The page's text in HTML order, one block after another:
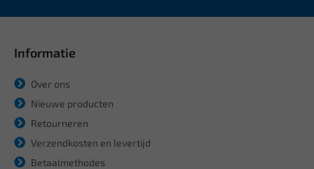
Informatie
Over ons
Nieuwe producten
Retourneren
Verzendkosten en levertijd
Betaalmethodes